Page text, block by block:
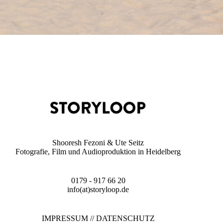
Shooresh Fezoni & Ute Seitz
Fotografie, Film und Audioproduktion in Heidelberg
0179 - 917 66 20
info(at)storyloop.de
IMPRESSUM//DATENSCHUTZ